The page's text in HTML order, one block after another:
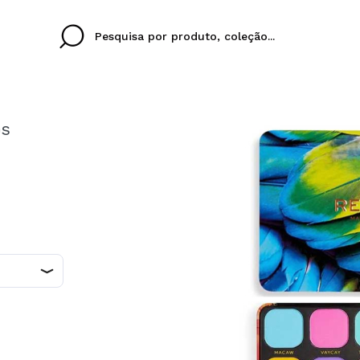
Eu não tenho uma
Ao criar uma conta
rapidamente, verificar
operações anteriores.
IDIOMA PORTUGUESE
Ines
colori